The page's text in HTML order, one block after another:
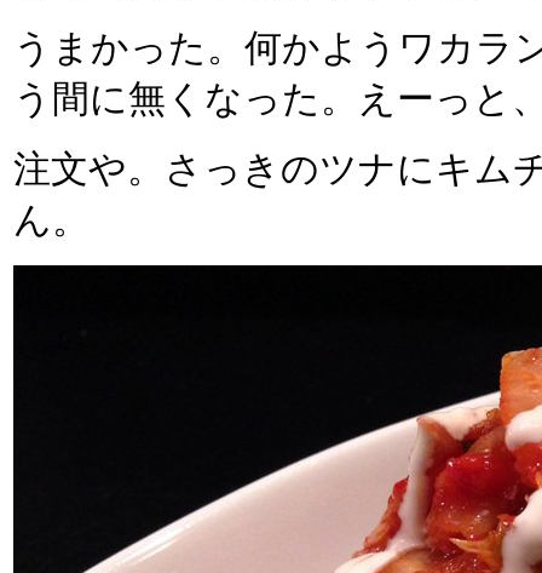
うまかった。何かようワカラ
う間に無くなった。えーっと
注文や。さっきのツナにキム
ん。